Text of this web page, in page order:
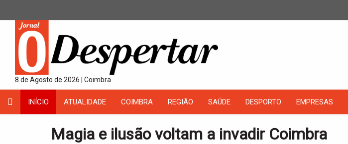
8 de Agosto de 2026 | Coimbra
INÍCIO ATUALIDADE COIMBRA REGIÃO SAÚDE DESPORTO EMPRESAS
Magia e ilusão voltam a invadir Coimbra